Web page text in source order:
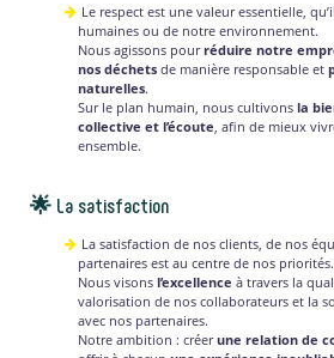
Le respect est une valeur essentielle,
humaines ou de notre environnement.
Nous agissons pourréduire notre
nos déchets de manière responsable et
naturelles.
Sur le plan humain, nous cultivons la
collective et l’écoute , afin de mieux
ensemble.
🌟 La satisfaction
La satisfaction de nos clients, de nos
partenaires est au centre de nos priorités.
Nous visons l’excellence à travers la
valorisation de nos collaborateurs et la
avec nos partenaires.
Notre ambition : créerune relation de